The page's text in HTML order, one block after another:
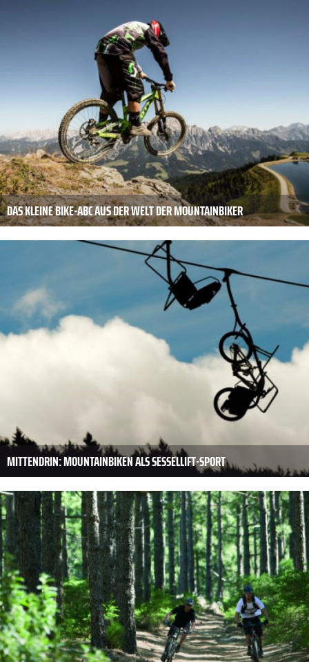
DAS KLEINE BIKE-ABC AUS DER WELT DER MOUNTAINBIKER
MITTENDRIN: MOUNTAINBIKEN ALS SESSELLIFT-SPORT